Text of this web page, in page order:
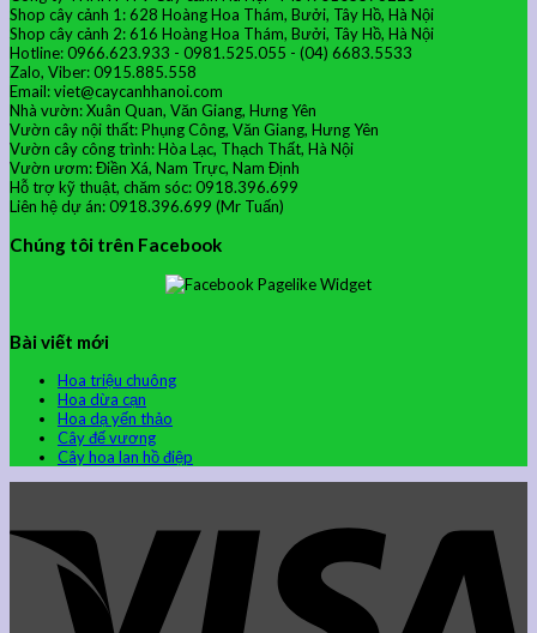
Shop cây cảnh 1: 628 Hoàng Hoa Thám, Bưởi, Tây Hồ, Hà Nội
Shop cây cảnh 2: 616 Hoàng Hoa Thám, Bưởi, Tây Hồ, Hà Nội
Hotline: 0966.623.933 - 0981.525.055 - (04) 6683.5533
Zalo, Viber: 0915.885.558
Email: viet@caycanhhanoi.com
Nhà vườn: Xuân Quan, Văn Giang, Hưng Yên
Vườn cây nội thất: Phụng Công, Văn Giang, Hưng Yên
Vườn cây công trình: Hòa Lạc, Thạch Thất, Hà Nội
Vườn ươm: Điền Xá, Nam Trực, Nam Định
Hỗ trợ kỹ thuật, chăm sóc: 0918.396.699
Liên hệ dự án: 0918.396.699 (Mr Tuấn)
Chúng tôi trên Facebook
Bài viết mới
Hoa triệu chuông
Hoa dừa cạn
Hoa dạ yến thảo
Cây đế vương
Cây hoa lan hồ điệp